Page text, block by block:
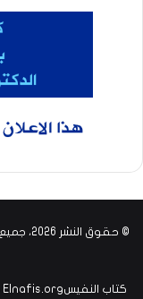
© حقوق النشر 2026، جميع الحقوق محفوظة |